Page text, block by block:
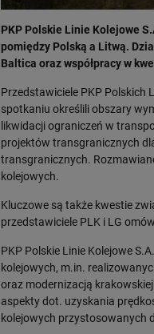
PKP Polskie Linie Kolejowe
pomiędzy Polską a Litwą.
Baltica oraz współpracy w
Przedstawiciele PKP Polskich
spotkaniu określili obszary
likwidacji ograniczeń w
projektów transgranicznych
transgranicznych.
kolejowych.
Kluczowe są także kwestie
przedstawiciele PLK i LG
PKP Polskie Linie Kolejowe
kolejowych, m.in.
oraz modernizacją
aspekty dot. uzyskania
kolejowych przystosowanych